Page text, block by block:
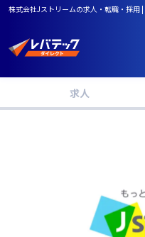
株式会社Jストリームの求人・転職・採用
求人